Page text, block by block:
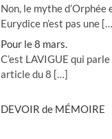
Non, le mythe d’Orphée
Eurydice n’est pas une
Pour le 8 mars.
C’est LAVIGUE qui
article du 8 […]
DEVOIR de MÉMOIRE